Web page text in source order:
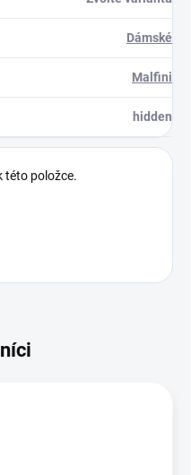
Dámské
Malfini
hidden
této položce.